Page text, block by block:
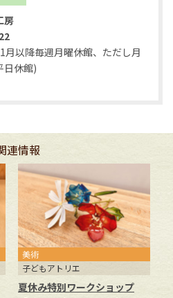
房
以降毎週月曜休館、ただし月
日休館)
連情報
美術
子どもアトリエ
夏休み特別ワークショップ